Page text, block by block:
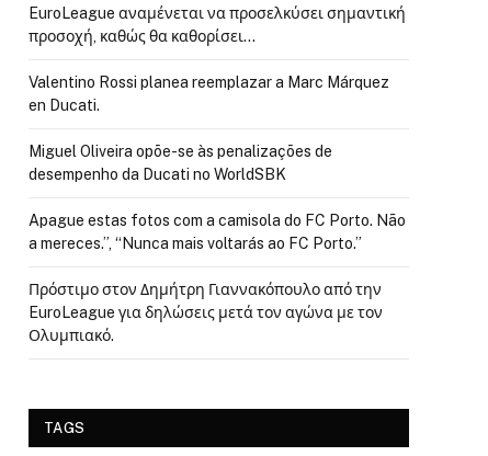
EuroLeague αναμένεται να προσελκύσει σημαντική
προσοχή, καθώς θα καθορίσει…
Valentino Rossi planea reemplazar a Marc Márquez
en Ducati.
Miguel Oliveira opõe-se às penalizações de
desempenho da Ducati no WorldSBK
Apague estas fotos com a camisola do FC Porto. Não
a mereces.”, “Nunca mais voltarás ao FC Porto.”
Πρόστιμο στον Δημήτρη Γιαννακόπουλο από την
EuroLeague για δηλώσεις μετά τον αγώνα με τον
Ολυμπιακό.
TAGS